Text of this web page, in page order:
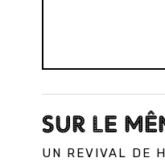
SUR LE
UN REVIVAL DE